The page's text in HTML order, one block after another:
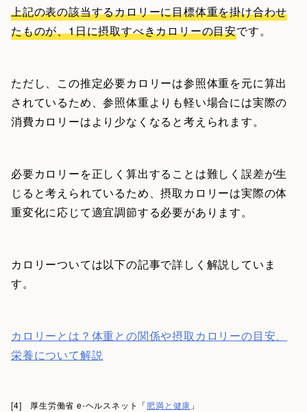
上記の表の該当するカロリーに目標体重を掛け合わせ
たものが、1日に摂取すべきカロリーの目安です。
ただし、この推定必要カロリーは参照体重を元に算出
されているため、参照体重よりも軽い場合には実際の
消費カロリーはより少なくなると考えられます。
必要カロリーを正しく算出することは難しく誤差が生
じると考えられているため、摂取カロリーは実際の体
重変化に応じて適宜調節する必要があります。
カロリーついては以下の記事で詳しく解説していま
す。
カロリーとは？体重との関係や摂取カロリーの目安、
栄養について解説
[4] 厚生労働省 e-ヘルスネット「肥満と健康 」